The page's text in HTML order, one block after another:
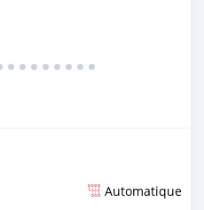
Automatique